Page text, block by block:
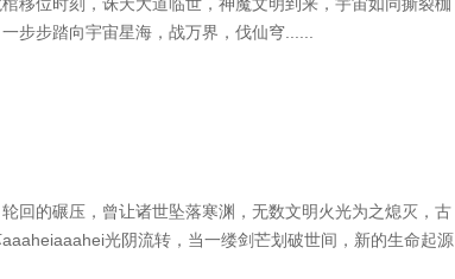
步步踏向宇宙星海，战万界，伐仙穹......
回的碾压，曾让诸世坠落寒渊，无数文明火光为之熄灭，古
光阴流转，当一缕剑芒划破世间，新的生命起源